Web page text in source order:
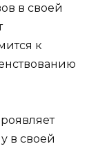
в своей
к
в своей